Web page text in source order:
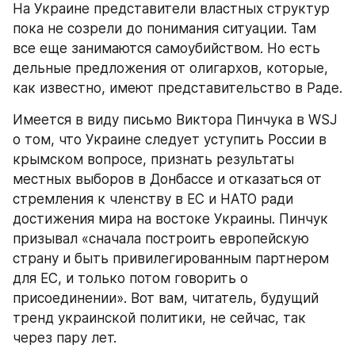
На Украине представители властных структур
пока не созрели до понимания ситуации. Там
все еще занимаются самоубийством. Но есть
дельные предложения от олигархов, которые,
как известно, имеют представительство в Раде.
Имеется в виду письмо Виктора Пинчука в WSJ
о том, что Украине следует уступить России в
крымском вопросе, признать результаты
местных выборов в Донбассе и отказаться от
стремления к членству в ЕС и НАТО ради
достижения мира на востоке Украины. Пинчук
призывал «сначала построить европейскую
страну и быть привилегированным партнером
для ЕС, и только потом говорить о
присоединении». Вот вам, читатель, будущий
тренд украинской политики, не сейчас, так
через пару лет.